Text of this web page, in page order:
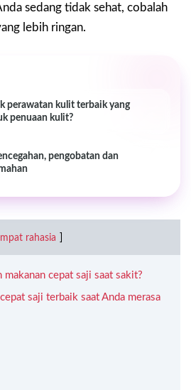
sedang tidak sehat, cobalah
lebih ringan.
perawatan kulit terbaik yang
penuaan kulit?
pengobatan dan
rahasia
makanan cepat saji saat sakit?
saji terbaik saat Anda merasa